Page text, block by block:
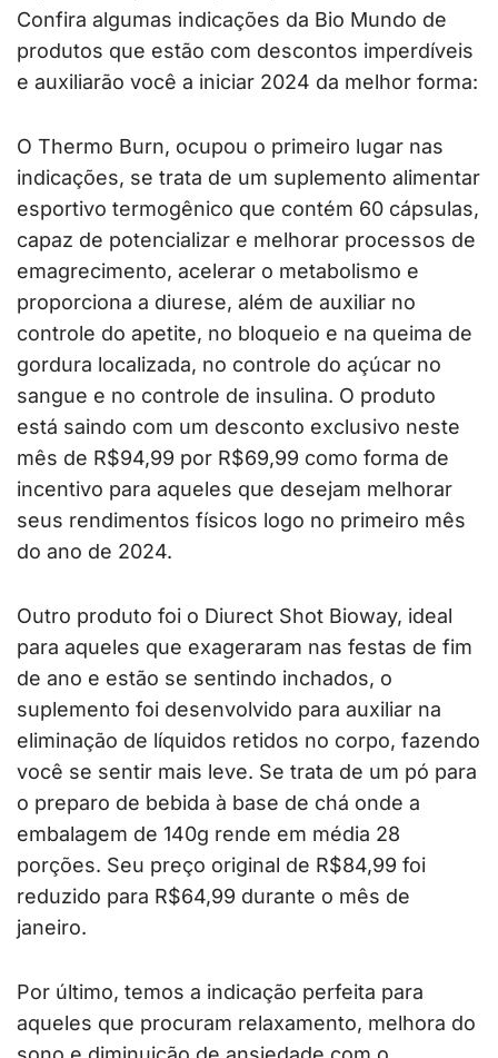
Confira algumas indicações da Bio Mundo de
produtos que estão com descontos imperdíveis
e auxiliarão você a iniciar 2024 da melhor forma:
O Thermo Burn, ocupou o primeiro lugar nas
indicações, se trata de um suplemento alimentar
esportivo termogênico que contém 60 cápsulas,
capaz de potencializar e melhorar processos de
emagrecimento, acelerar o metabolismo e
proporciona a diurese, além de auxiliar no
controle do apetite, no bloqueio e na queima de
gordura localizada, no controle do açúcar no
sangue e no controle de insulina. O produto
está saindo com um desconto exclusivo neste
mês de R$94,99 por R$69,99 como forma de
incentivo para aqueles que desejam melhorar
seus rendimentos físicos logo no primeiro mês
do ano de 2024.
Outro produto foi o Diurect Shot Bioway, ideal
para aqueles que exageraram nas festas de fim
de ano e estão se sentindo inchados, o
suplemento foi desenvolvido para auxiliar na
eliminação de líquidos retidos no corpo, fazendo
você se sentir mais leve. Se trata de um pó para
o preparo de bebida à base de chá onde a
embalagem de 140g rende em média 28
porções. Seu preço original de R$84,99 foi
reduzido para R$64,99 durante o mês de
janeiro.
Por último, temos a indicação perfeita para
aqueles que procuram relaxamento, melhora do